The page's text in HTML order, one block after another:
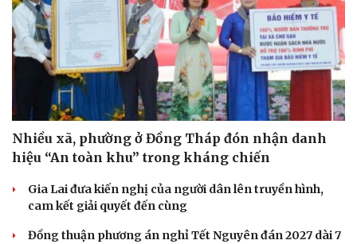
Nhiều xã, phường ở Đồng Tháp đón nhận danh
hiệu “An toàn khu” trong kháng chiến
Gia Lai đưa kiến nghị của người dân lên truyền hình,
cam kết giải quyết đến cùng
Đồng thuận phương án nghỉ Tết Nguyên đán 2027 dài 7